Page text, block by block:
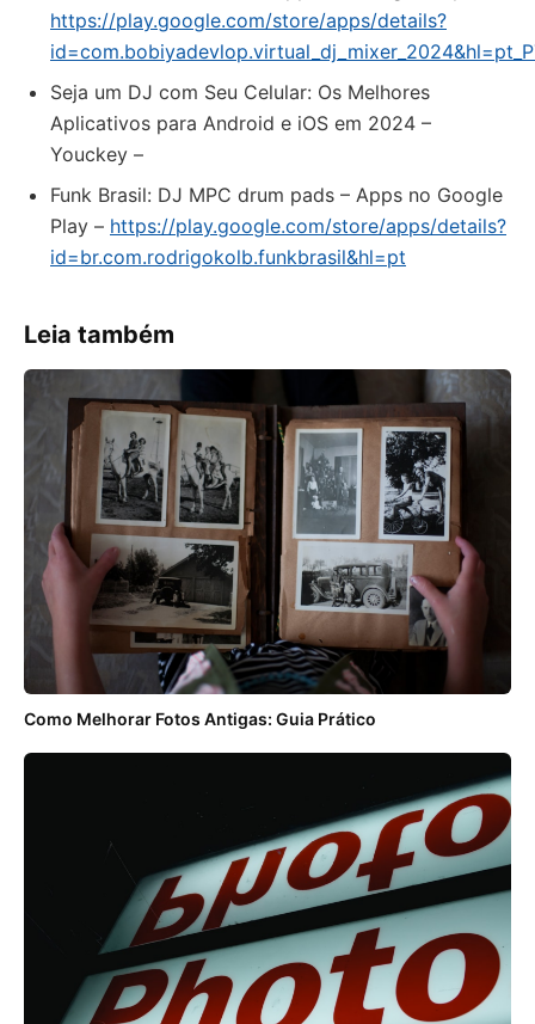
https://play.google.com/store/apps/details?
Seja um DJ com Seu Celular: Os Melhores
Aplicativos para Android e iOS em 2024 –
Youckey –
Funk Brasil: DJ MPC drum pads – Apps no Google
Play – https://play.google.com/store/apps/details?
id=br.com.rodrigokolb.funkbrasil&hl=pt
Leia também
Como Melhorar Fotos Antigas: Guia Prático